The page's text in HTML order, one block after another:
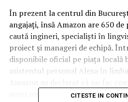
În prezent la centrul din
angajaţi, însă Amazon are 650 de
caută ingineri, specialişti în
proiect şi manageri de echipă.
disponibile oficial pe piaţa locală
asistentul personal Alexa în
CITESTE IN